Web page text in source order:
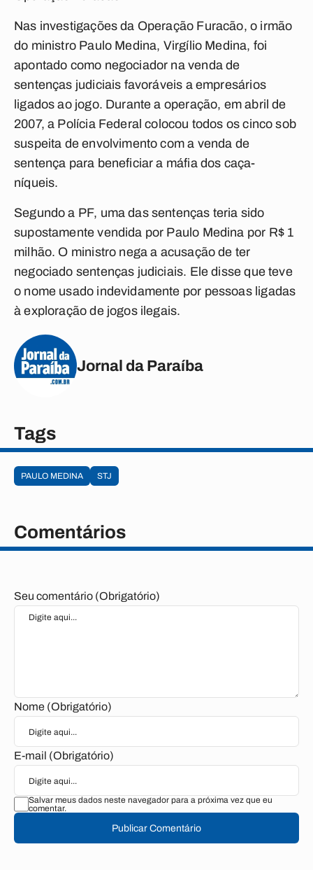
Nas investigações da Operação Furacão, o irmão
do ministro Paulo Medina, Virgílio Medina, foi
apontado como negociador na venda de
sentenças judiciais favoráveis a empresários
ligados ao jogo. Durante a operação, em abril de
2007, a Polícia Federal colocou todos os cinco sob
suspeita de envolvimento com a venda de
sentença para beneficiar a máfia dos caça-
níqueis.
Segundo a PF, uma das sentenças teria sido
supostamente vendida por Paulo Medina por R$ 1
milhão. O ministro nega a acusação de ter
negociado sentenças judiciais. Ele disse que teve
o nome usado indevidamente por pessoas ligadas
à exploração de jogos ilegais.
Jornal da Paraíba
Tags
PAULO MEDINA STJ
Comentários
Seu comentário (Obrigatório)
Nome (Obrigatório)
E-mail (Obrigatório)
Salvar meus dados neste navegador para a próxima vez que eu
comentar.
Publicar Comentário